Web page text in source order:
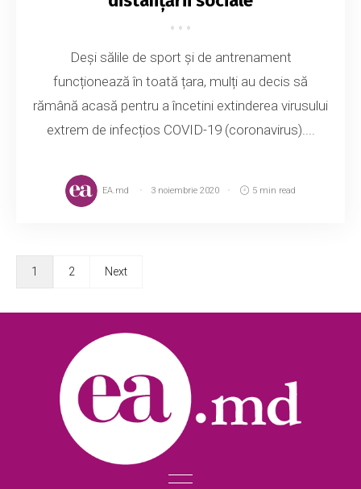
Deși sălile de sport și de antrenament
funcționează în toată țara, mulți au decis să
rămână acasă pentru a încetini extinderea virusului
extrem de infecțios COVID-19 (coronavirus)....
EA.md 3 noiembrie 2020 5 min read
1 2 Next